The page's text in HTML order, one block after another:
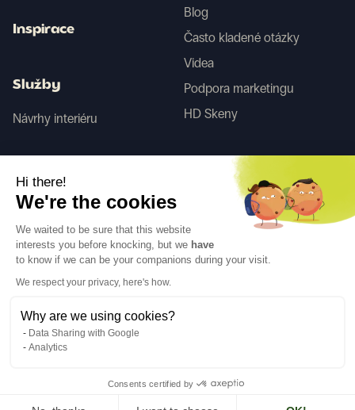
Inspirace
Služby
Návrhy interiéru
Blog
Často kladené otázky
Videa
Podpora marketingu
HD Skeny
Právní informace
Jazyk CS ↓
Hi there!
We're the cookies
We waited to be sure that this website
interests you before knocking, but we have
to know if we can be your companions during your visit.
We respect your privacy, here's how.
Why are we using cookies?
Data Sharing with Google
Analytics
Consents certified by